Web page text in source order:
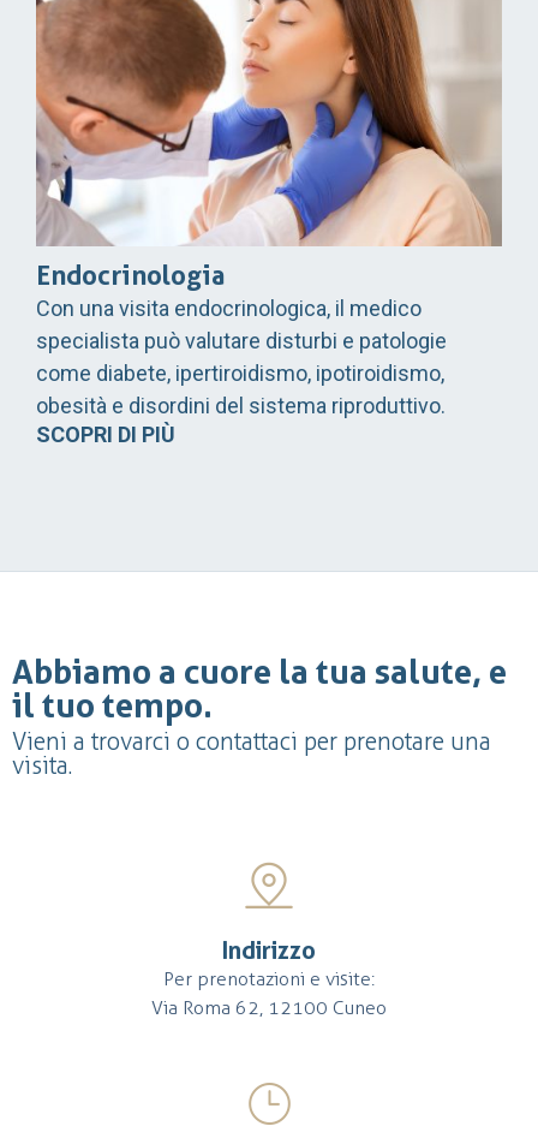
Endocrinologia
Con una visita endocrinologica, il medico
specialista può valutare disturbi e patologie
come diabete, ipertiroidismo, ipotiroidismo,
obesità e disordini del sistema riproduttivo.
SCOPRI DI PIÙ
Abbiamo a cuore la tua salute, e
il tuo tempo.
Vieni a trovarci o contattaci per prenotare una
visita.
Indirizzo
Per prenotazioni e visite:
Via Roma 62, 12100 Cuneo